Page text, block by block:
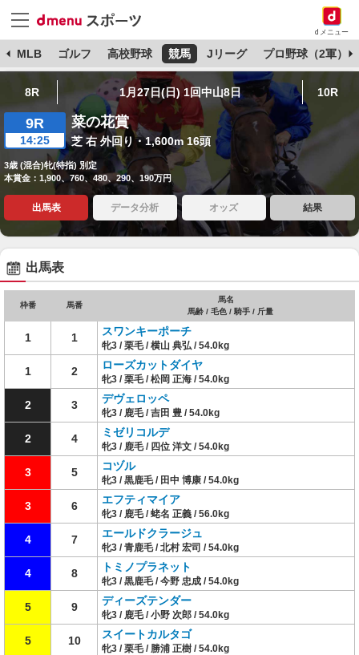
dメニュー
MLB ゴルフ 高校野球 競馬 Jリーグ プロ野球（2軍）
8R 1月27日(日) 1回中山8日 10R
9R
14:25
菜の花賞
芝 右 外回り・1,600m 16頭
3歳 (混合)牝(特指) 別定
本賞金：1,900、760、480、290、190万円
出馬表 データ分析 オッズ 結果
出馬表
枠番 馬番
馬名
馬齢 / 毛色 / 騎手 / 斤量
1 1 スワンキーポーチ
牝3 / 栗毛 / 横山 典弘 / 54.0kg
1 2 ローズカットダイヤ
牝3 / 栗毛 / 松岡 正海 / 54.0kg
2 3 デヴェロッペ
牝3 / 鹿毛 / 吉田 豊 / 54.0kg
2 4 ミゼリコルデ
牝3 / 鹿毛 / 四位 洋文 / 54.0kg
3 5 コヅル
牝3 / 黒鹿毛 / 田中 博康 / 54.0kg
3 6 エフティマイア
牝3 / 鹿毛 / 蛯名 正義 / 56.0kg
4 7 エールドクラージュ
牝3 / 青鹿毛 / 北村 宏司 / 54.0kg
4 8 トミノプラネット
牝3 / 黒鹿毛 / 今野 忠成 / 54.0kg
5 9 ディーズテンダー
牝3 / 鹿毛 / 小野 次郎 / 54.0kg
5 10 スイートカルタゴ
牝3 / 栗毛 / 勝浦 正樹 / 54.0kg